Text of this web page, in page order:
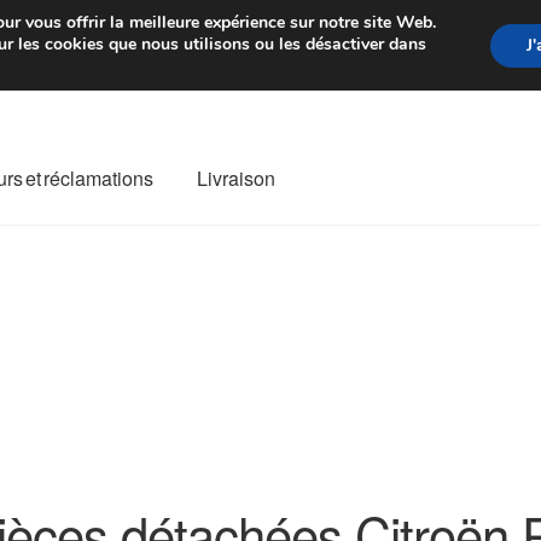
de 7 EUR Du lundi au
et réclamations Livraison
vous offrir la meilleure expérience sur notre site Web.
les cookies que nous utilisons ou les désactiver dans